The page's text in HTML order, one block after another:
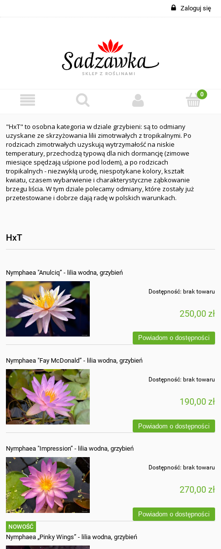
Zaloguj się
"HxT" to osobna kategoria w dziale grzybieni: są to odmiany
uzyskane ze skrzyżowania lilii zimotrwałych z tropikalnymi. Po
rodzicach zimotrwałych uzyskują wytrzymałość na niskie
temperatury, przechodzą typową dla nich dormancję (zimowe
miesiące spędzają uśpione pod lodem), a po rodzicach
tropikalnych - niezwykłą urodę, niespotykane kolory, kształt
kwiatu, czasem wybarwienie i charakterystyczne ząbkowanie
brzegu liścia. W tym dziale polecamy odmiany, które zostały już
przetestowane i dobrze dają radę w polskich warunkach.
HxT
Nymphaea "Anulciq” - lilia wodna, grzybień
Dostępność: brak towaru
250,00 zł
Powiadom o dostępności
Nymphaea "Fay McDonald” - lilia wodna, grzybień
Dostępność: brak towaru
190,00 zł
Powiadom o dostępności
Nymphaea "Impression” - lilia wodna, grzybień
Dostępność: brak towaru
270,00 zł
Powiadom o dostępności
Nymphaea „Pinky Wings” - lilia wodna, grzybień
NOWOŚĆ